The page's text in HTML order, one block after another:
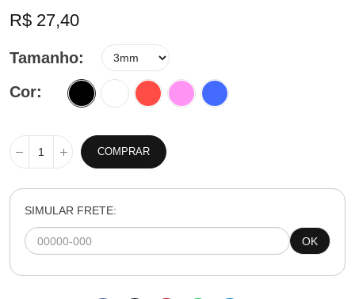
R$ 27,40
Tamanho
Cor
COMPRAR
SIMULAR FRETE:
OK